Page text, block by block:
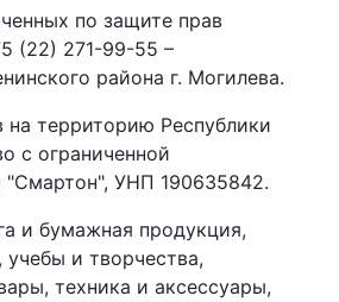
по защите прав
(22) 271-99-55 –
района г. Могилева.
территорию Республики
с ограниченной
"Смартон", УНП 190635842.
и бумажная продукция,
и творчества,
техника и аксессуары,